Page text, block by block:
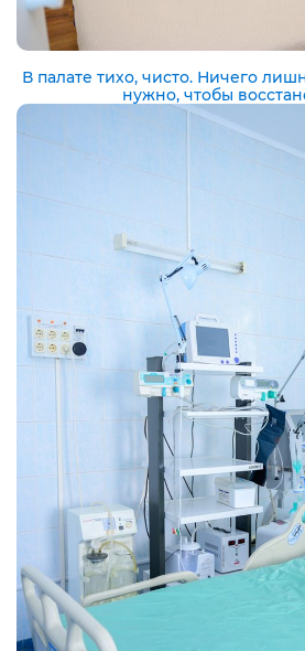
В палате тихо, чисто. Ничего
нужно, чтобы